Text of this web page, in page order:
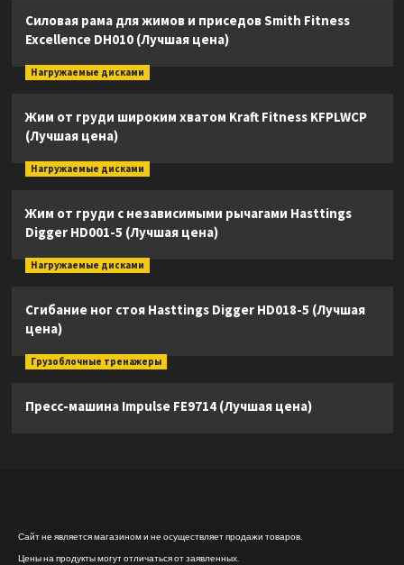
Силовая рама для жимов и приседов Smith Fitness
Excellence DH010 (Лучшая цена)
Нагружаемые дисками
Жим от груди широким хватом Kraft Fitness KFPLWCP
(Лучшая цена)
Нагружаемые дисками
Жим от груди с независимыми рычагами Hasttings
Digger HD001-5 (Лучшая цена)
Нагружаемые дисками
Сгибание ног стоя Hasttings Digger HD018-5 (Лучшая
цена)
Грузоблочные тренажеры
Пресс-машина Impulse FE9714 (Лучшая цена)
Сайт не является магазином и не осуществляет продажи товаров.
Цены на продукты могут отличаться от заявленных.